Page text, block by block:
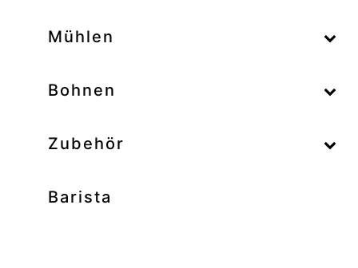
Mühlen
–
Bohnen
–
Zubehör
Barista